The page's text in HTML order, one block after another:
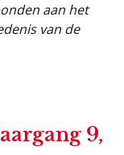
aan het
van de
9,